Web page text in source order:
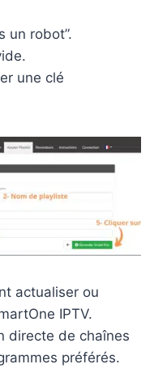
un robot”.
une clé
actualiser ou
IPTV.
directe de chaînes
préférés.